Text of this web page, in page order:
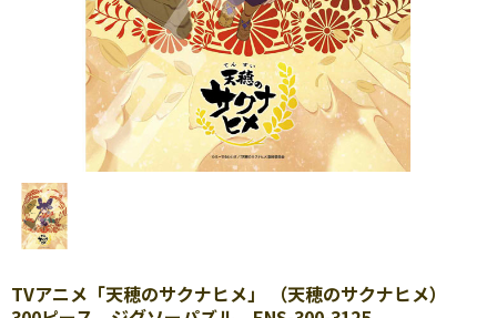
TVアニメ「天穂のサクナヒメ」 （天穂のサクナヒメ）